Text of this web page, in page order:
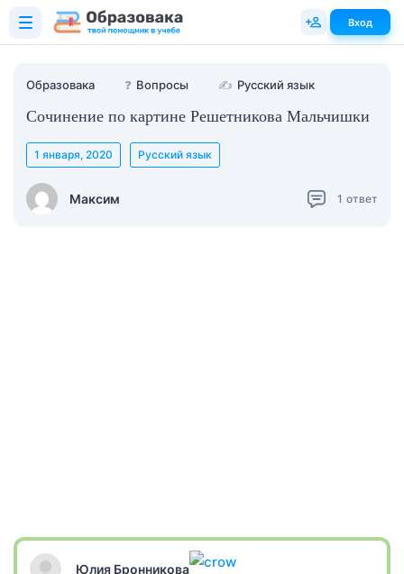
Образовака ❓ Вопросы ✍ Русский язык
Сочинение по картине Решетникова Мальчишки
Максим
1 января, 2020 Русский язык
1 ответ
Юлия Бронникова
Вход